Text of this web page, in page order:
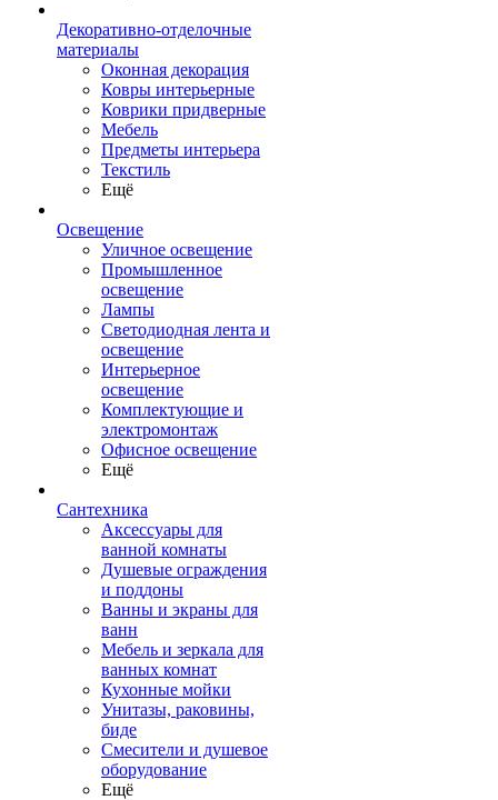
Декоративно-отделочные
материалы
Оконная декорация
Ковры интерьерные
Коврики придверные
Мебель
Предметы интерьера
Текстиль
Ещё
Освещение
Уличное освещение
Промышленное
освещение
Лампы
Светодиодная лента и
освещение
Интерьерное
освещение
Комплектующие и
электромонтаж
Офисное освещение
Ещё
Сантехника
Аксессуары для
ванной комнаты
Душевые ограждения
и поддоны
Ванны и экраны для
ванн
Мебель и зеркала для
ванных комнат
Кухонные мойки
Унитазы, раковины,
биде
Смесители и душевое
оборудование
Ещё